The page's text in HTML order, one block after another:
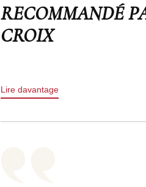
RECOMMANDÉ
CROIX
Lire davantage